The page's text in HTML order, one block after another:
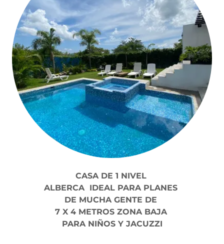
CASA DE 1 NIVEL
ALBERCA IDEAL PARA PLANES
DE MUCHA GENTE DE
7 X 4 METROS ZONA BAJA
PARA NIÑOS Y JACUZZI